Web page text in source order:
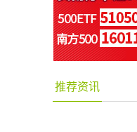
推荐资讯